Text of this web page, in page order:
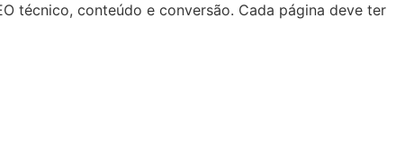
técnico, conteúdo e conversão. Cada página deve ter